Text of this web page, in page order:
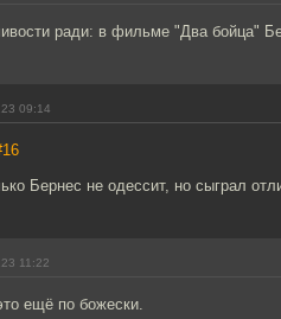
ради: в фильме "Два бойца"
09:14
Бернес не одессит, но сыграл
11:22
ещё по божески.